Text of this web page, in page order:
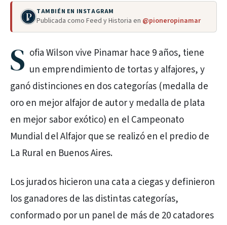
TAMBIÉN EN INSTAGRAM
Publicada como Feed y Historia en @pioneropinamar
S ofia Wilson vive Pinamar hace 9 años, tiene
un emprendimiento de tortas y alfajores, y
ganó distinciones en dos categorías (medalla de
oro en mejor alfajor de autor y medalla de plata
en mejor sabor exótico) en el Campeonato
Mundial del Alfajor que se realizó en el predio de
La Rural en Buenos Aires.
Los jurados hicieron una cata a ciegas y definieron
los ganadores de las distintas categorías,
conformado por un panel de más de 20 catadores